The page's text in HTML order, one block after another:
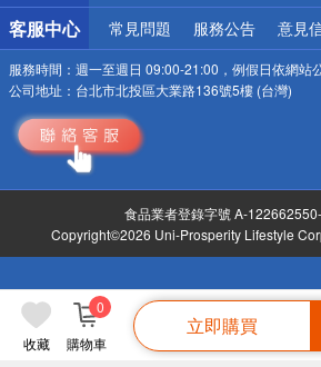
收藏 購物車
0
立即購買
客服中心 常見問題 服務公告 意見
服務時間： 週一至週日 09:00-21:00，例假日依網站
公司地址： 台北市北投區大業路136號5樓 (台灣)
食品業者登錄字號 A-
Copyright©2026 Uni-Prosperity Lifestyle